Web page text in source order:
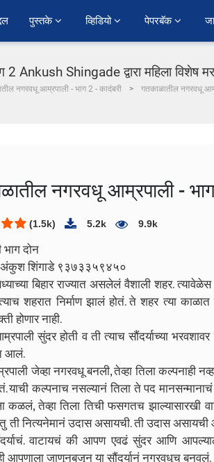
पुस्तके व्हिडियो पेपरबॅक
Ankush Shingade द्वारा महिला विशेष
नगरवधू आम्रपाली - भाग 2 - कादंबरी गतकाळातील नगरवधू
नगरवधू आम्रपाली -
(1.5k) 5.2k 9.9k
दोन
९३७३३५९४५०
बिहार राज्यात असलेलं वैशाली शहर. त्यावेळेस
शहरात निर्माण झालं होतं. ते शहर त्या
होणार नाही.
सुंदर होती व ती त्याच सौंदर्याच्या
आलं.
जेव्हा नगरवधू बनली, तेव्हा तिला कल्पनाही
याची कल्पनाच नसल्यानं तिला ते पद
कळलं, तेव्हा तिला तिची फसगतच झाल्यासारखी
ती नित्यनेमानं उदास असायची. ती उदास
वाटायचं की आपण एवढं सुंदर आणि